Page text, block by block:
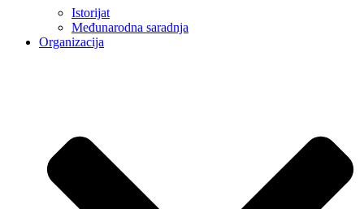
Istorijat
Međunarodna saradnja
Organizacija